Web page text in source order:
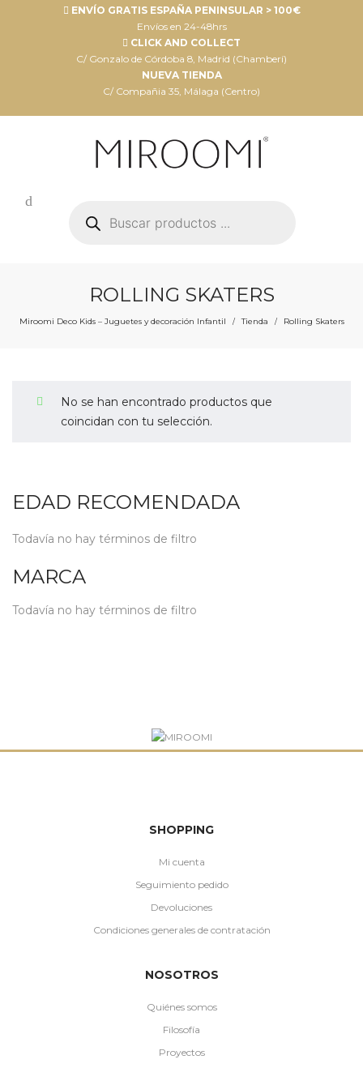
ENVÍO GRATIS ESPAÑA PENINSULAR > 100€
Envíos en 24-48hrs
CLICK AND COLLECT
C/ Gonzalo de Córdoba 8, Madrid (Chamberí)
NUEVA TIENDA
C/ Compañia 35, Málaga (Centro)
productos
ROLLING SKATERS
Miroomi Deco Kids – Juguetes y decoración Infantil / Tienda / Rolling Skaters
No se han encontrado productos que
coincidan con tu selección.
EDAD RECOMENDADA
Todavía no hay términos de filtro
MARCA
Todavía no hay términos de filtro
SHOPPING
Mi cuenta
Seguimiento pedido
Devoluciones
Condiciones generales de contratación
NOSOTROS
Quiénes somos
Filosofía
Proyectos